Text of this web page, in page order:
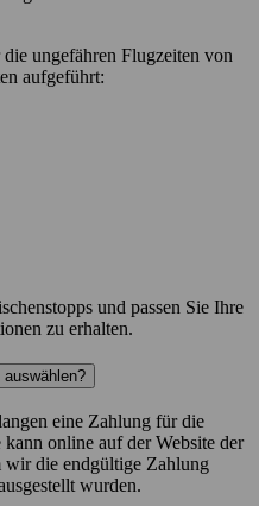
ungefähren Flugzeiten von
aufgeführt:
und passen Sie Ihre
zu erhalten.
eine Zahlung für die
online auf der Website der
wir die endgültige Zahlung
wurden.